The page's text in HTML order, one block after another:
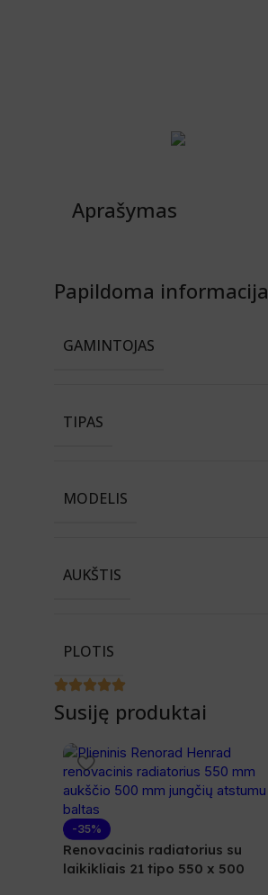
Aprašymas
Papildoma informacija
GAMINTOJAS
TIPAS
MODELIS
AUKŠTIS
PLOTIS
Susiję produktai
-35%
Renovacinis radiatorius su
laikikliais 21 tipo 550 x 500